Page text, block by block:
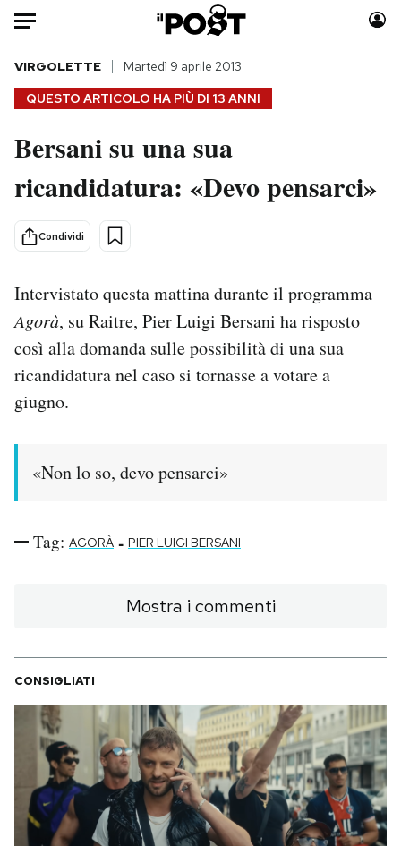
Auto
HOME
Italia
Politica
Tecnologia
Internet
Cultura
Economia
Sport
Moda
Consumismi
Europa
Altrecose
Mondiali calcio 2026
I MIEI PREFERITI
AREA PERSONALE
Area Personale
Newsletter
Notifiche mobile
Regala il Post
QUESTO ARTICOLO HA PIÙ DI 13 ANNI
VIRGOLETTE Martedì 9 aprile 2013
Bersani su una sua
ricandidatura: «Devo pensarci»
Condividi
Intervistato questa mattina durante il programma
Agorà, su Raitre, Pier Luigi Bersani ha risposto
così alla domanda sulle possibilità di una sua
ricandidatura nel caso si tornasse a votare a
giugno.
«Non lo so, devo pensarci»
Tag: AGORÀ - PIER LUIGI BERSANI
Mostra i commenti
CONSIGLIATI